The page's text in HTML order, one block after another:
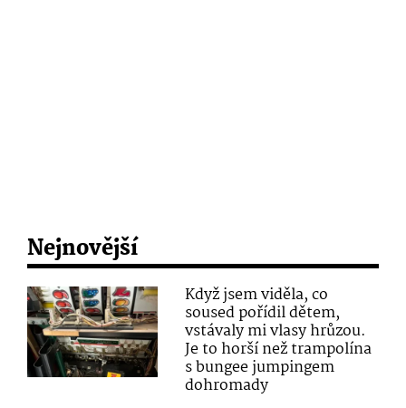
Nejnovější
Když jsem viděla, co
soused pořídil dětem,
vstávaly mi vlasy hrůzou.
Je to horší než trampolína
s bungee jumpingem
dohromady